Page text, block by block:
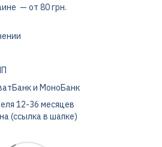
— от 80 грн.
и МоноБанк
12-36 месяцев
(ссылка в шапке)